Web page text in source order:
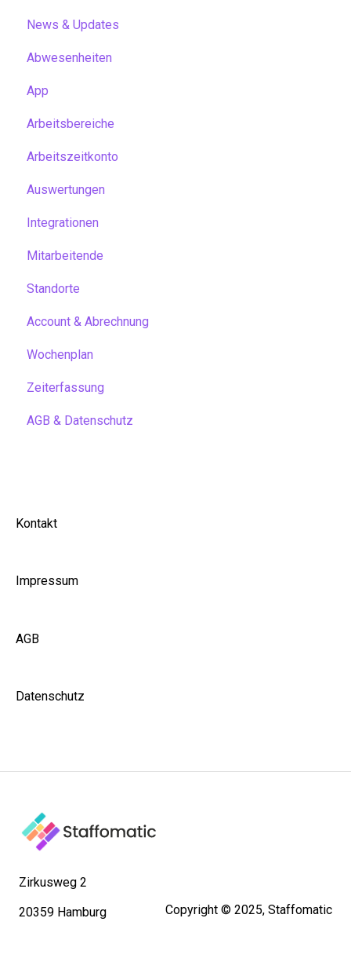
News & Updates
Abwesenheiten
App
Arbeitsbereiche
Arbeitszeitkonto
Auswertungen
Integrationen
Mitarbeitende
Standorte
Account & Abrechnung
Wochenplan
Zeiterfassung
AGB & Datenschutz
Kontakt
Impressum
AGB
Datenschutz
Zirkusweg 2
20359 Hamburg Copyright © 2025, Staffomatic